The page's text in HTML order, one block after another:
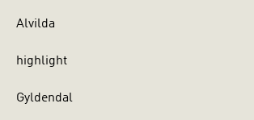
Alvilda
highlight
Gyldendal